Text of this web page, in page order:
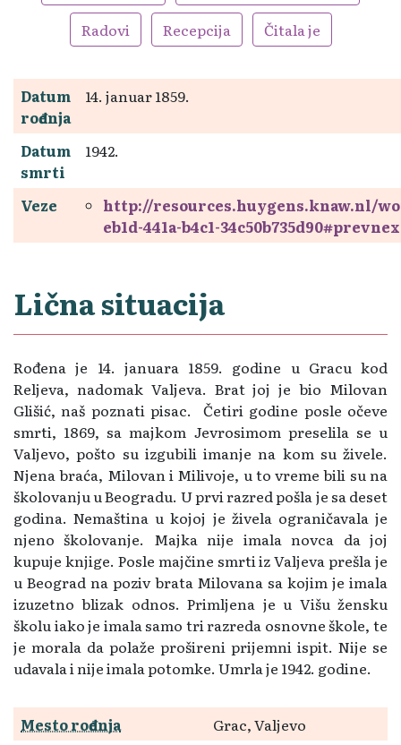
Radovi
Recepcija Čitala je
Datum
rođenja
14. januar 1859.
Datum
smrti
1942.
Veze
http://resources.huygens.knaw.nl/
eb1d-441a-b4c1-
Lična situacija
Rođena je 14. januara 1859. godine u Gracu kod
Reljeva, nadomak Valjeva. Brat joj je bio Milovan
Glišić, naš poznati pisac. Četiri godine posle očeve
smrti, 1869, sa majkom Jevrosimom preselila se u
Valjevo, pošto su izgubili imanje na kom su živele.
Njena braća, Milovan i Milivoje, u to vreme bili su na
školovanju u Beogradu. U prvi razred pošla je sa deset
godina. Nemaština u kojoj je živela ograničavala je
njeno školovanje. Majka nije imala novca da joj
kupuje knjige. Posle majčine smrti iz Valjeva prešla je
u Beograd na poziv brata Milovana sa kojim je imala
izuzetno blizak odnos. Primljena je u Višu žensku
školu iako je imala samo tri razreda osnovne škole, te
je morala da polaže prošireni prijemni ispit. Nije se
udavala i nije imala potomke. Umrla je 1942. godine.
Mesto rođenja
Grac, Valjevo